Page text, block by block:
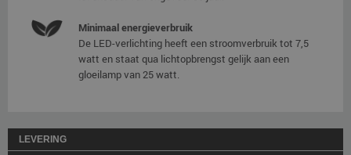
Minimaal energieverbruik
De LED-verlichting heeft een stroomverbruik tot 7,5
watt en staat qua lichtopbrengst gelijk aan een
gloeilamp van 25 watt.
LEVERING